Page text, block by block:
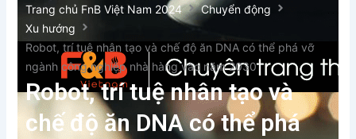
Trang chủ FnB Việt Nam 2024
Chuyển động
Xu hướng
Robot, trí tuệ nhân tạo và chế độ ăn DNA có thể phá vỡ
ngành công nghiệp nhà hàng vào năm 2030
Robot, trí tuệ nhân tạo và
chế độ ăn DNA có thể phá